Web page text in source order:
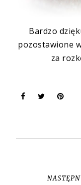
Bardzo
pozostawione
za